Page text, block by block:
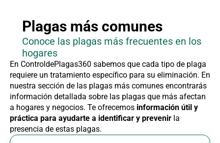
Plagas más comunes
Conoce las plagas más frecuentes en los
hogares
En ControldePlagas360 sabemos que cada tipo de plaga
requiere un tratamiento específico para su eliminación. En
nuestra sección de las plagas más comunes encontrarás
información detallada sobre las plagas que más afectan
a hogares y negocios. Te ofrecemos información útil y
práctica para ayudarte a identificar y prevenir la
presencia de estas plagas.